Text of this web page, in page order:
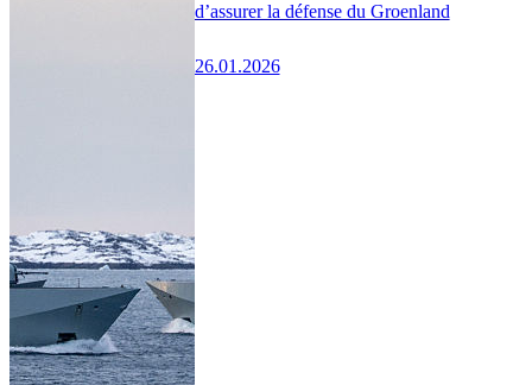
d’assurer la défense du Groenland
26.01.2026